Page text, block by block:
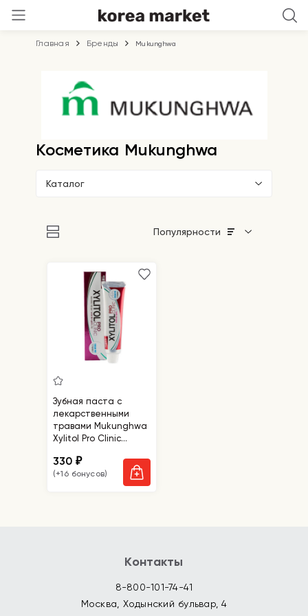
Главная Бренды Mukunghwa
Косметика Mukunghwa
Каталог
Популярности
Зубная паста с
лекарственными
травами Mukunghwa
Xylitol Pro Clinic
Contained
330₽
(+16 бонусов)
Контакты
8-800-101-74-41
Москва, Ходынский бульвар, 4